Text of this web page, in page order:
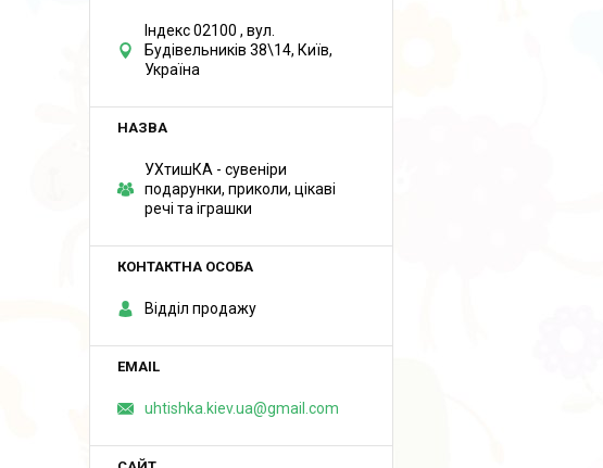
Індекс 02100 , вул.
Будівельників 38\14, Київ,
Україна
УХтишКА - сувеніри
подарунки, приколи, цікаві
речі та іграшки
Відділ продажу
uhtishka.kiev.ua@gmail.com